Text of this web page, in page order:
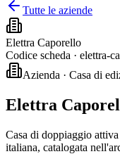
Tutte le aziende
Elettra Caporello
Codice scheda · elettra-
Azienda · Casa di
Elettra
Casa di doppiaggio
italiana, catalogata